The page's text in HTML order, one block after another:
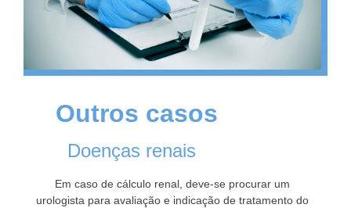
Outros casos
Doenças renais
Em caso de cálculo renal, deve-se procurar um
urologista para avaliação e indicação de tratamento do